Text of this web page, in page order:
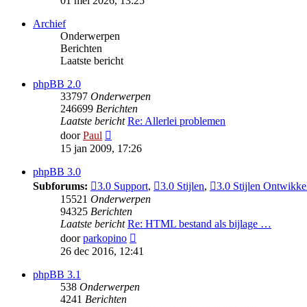
Archief
Onderwerpen
Berichten
Laatste bericht
phpBB 2.0
33797 Onderwerpen
246699 Berichten
Laatste bericht Re: Allerlei problemen
doorPaul
laatste
bericht
15 jan 2009, 17:26
phpBB 3.0
Subforums:
3.0 Support, 3.0 Stijlen, 3.0 Stijlen
15521 Onderwerpen
94325 Berichten
Laatste bericht Re: HTML bestand als bijlage …
doorparkopino
laatste
26 dec 2016, 12:41
phpBB 3.1
538 Onderwerpen
4241 Berichten